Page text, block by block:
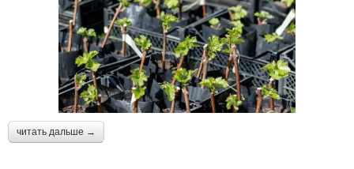
читать дальше →